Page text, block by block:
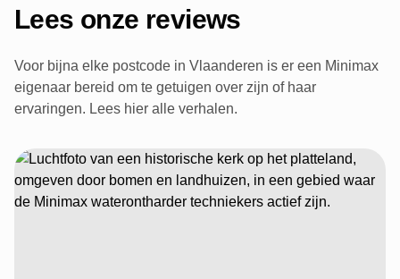
Lees onze reviews
Voor bijna elke postcode in Vlaanderen is er een Minimax
eigenaar bereid om te getuigen over zijn of haar
ervaringen. Lees hier alle verhalen.